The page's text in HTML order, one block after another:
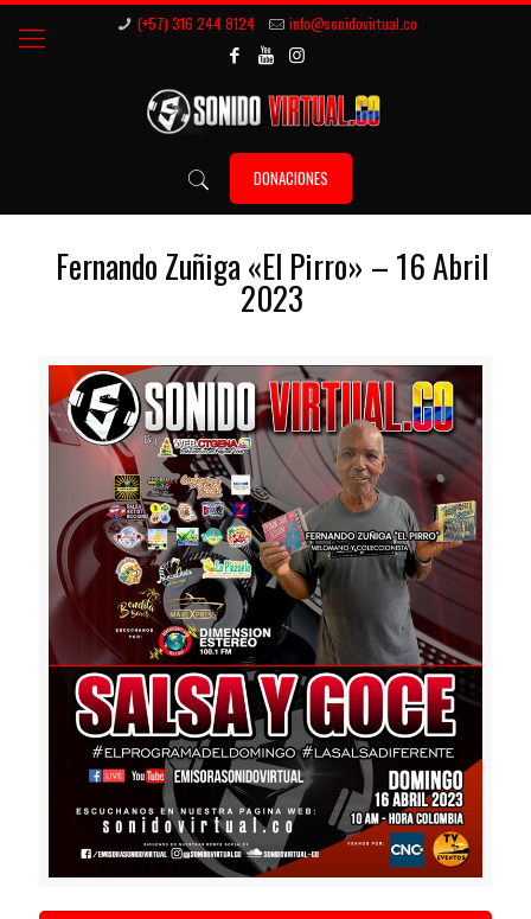
(+57) 316 244 8124 info@sonidovirtual.co
DONACIONES
Fernando Zuñiga «El Pirro» – 16 Abril
2023